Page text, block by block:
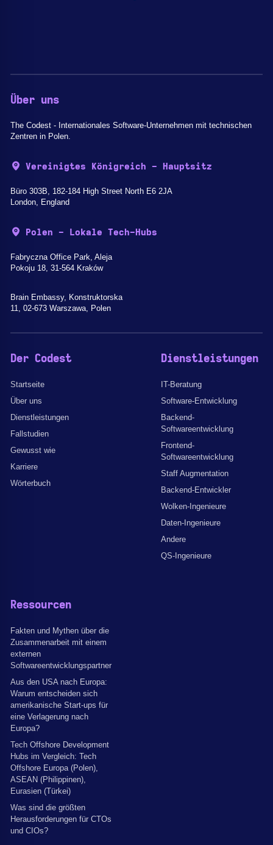
Über uns
The Codest - Internationales Software-Unternehmen mit technischen
Zentren in Polen.
Vereinigtes Königreich - Hauptsitz
Büro 303B, 182-184 High Street North E6 2JA
London, England
Polen - Lokale Tech-Hubs
Fabryczna Office Park, Aleja
Pokoju 18, 31-564 Kraków
Brain Embassy, Konstruktorska
11, 02-673 Warszawa, Polen
Der Codest
Startseite
Über uns
Dienstleistungen
Fallstudien
Gewusst wie
Karriere
Wörterbuch
Dienstleistungen
IT-Beratung
Software-Entwicklung
Backend-
Softwareentwicklung
Frontend-
Softwareentwicklung
Staff Augmentation
Backend-Entwickler
Wolken-Ingenieure
Daten-Ingenieure
Andere
QS-Ingenieure
Ressourcen
Fakten und Mythen über die
Zusammenarbeit mit einem
externen
Softwareentwicklungspartner
Aus den USA nach Europa:
Warum entscheiden sich
amerikanische Start-ups für
eine Verlagerung nach
Europa?
Tech Offshore Development
Hubs im Vergleich: Tech
Offshore Europa (Polen),
ASEAN (Philippinen),
Eurasien (Türkei)
Was sind die größten
Herausforderungen für CTOs
und CIOs?